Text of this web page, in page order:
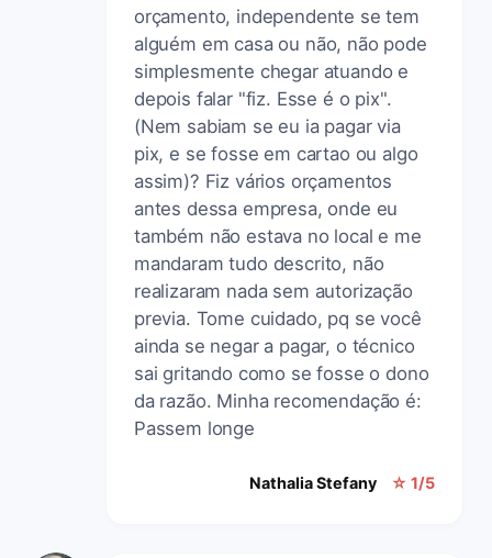
orçamento, independente se tem
alguém em casa ou não, não pode
simplesmente chegar atuando e
depois falar "fiz. Esse é o pix".
(Nem sabiam se eu ia pagar via
pix, e se fosse em cartao ou algo
assim)? Fiz vários orçamentos
antes dessa empresa, onde eu
também não estava no local e me
mandaram tudo descrito, não
realizaram nada sem autorização
previa. Tome cuidado, pq se você
ainda se negar a pagar, o técnico
sai gritando como se fosse o dono
da razão. Minha recomendação é:
Passem longe
Nathalia Stefany ☆ 1/5